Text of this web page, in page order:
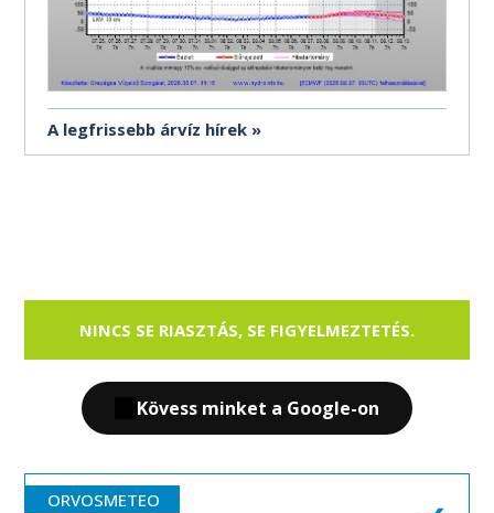
A legfrissebb árvíz hírek
NINCS SE RIASZTÁS, SE FIGYELMEZTETÉS.
Kövess minket a Google-on
ORVOSMETEO